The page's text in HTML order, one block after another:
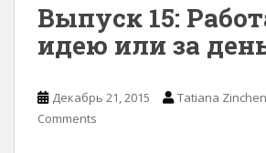
Выпуск 15:
идею или за
Декабрь 21, 2015 Tatiana
Comments